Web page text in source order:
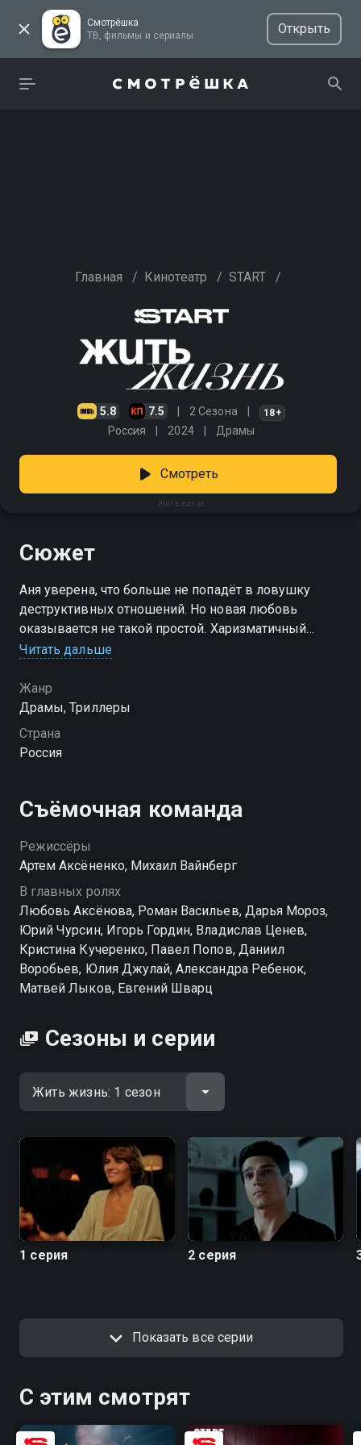
Смотрёшка
ТВ, фильмы и сериалы
Открыть
Главная / Кинотеатр / START /
5.8 7.5 2 Сезона 18+
Россия 2024 Драмы
Жить жизнь
Смотреть
Сюжет
Аня уверена, что больше не попадёт в ловушку
деструктивных отношений. Но новая любовь
оказывается не такой простой. Харизматичный
мужчина погружает её в игру, где манипуляции —
токсичной связи, она решает не бежать, а
переиграть партнёра, изменив правила. «Жить
жизнь» — смотрите онлайн в хорошем качестве.
Читать дальше
Жанр
Драмы, Триллеры
Страна
Россия
Съёмочная команда
Режиссёры
Артем Аксёненко, Михаил Вайнберг
В главных ролях
Любовь Аксёнова, Роман Васильев, Дарья Мороз,
Юрий Чурсин, Игорь Гордин, Владислав Ценев,
Кристина Кучеренко, Павел Попов, Даниил
Воробьев, Юлия Джулай, Александра Ребенок,
Матвей Лыков, Евгений Шварц
Сезоны и серии
1 серия 2 серия
Показать все серии
С этим смотрят